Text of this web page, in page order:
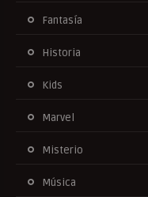
Fantasía
Historia
Kids
Marvel
Misterio
Música